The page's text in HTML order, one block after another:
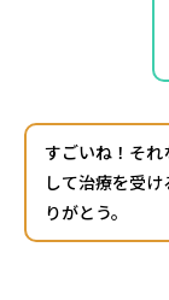
すごいね！そ
して治療を受
りがとう。